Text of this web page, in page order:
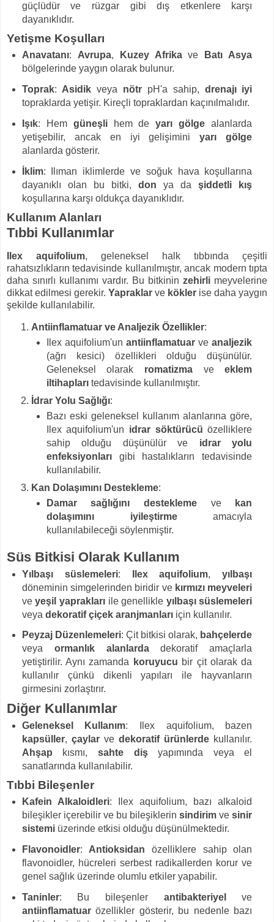
güçlüdür ve rüzgar gibi dış etkenlere karşı
dayanıklıdır.
Yetişme Koşulları
Anavatanı: Avrupa, Kuzey Afrikave
Batı Asya
bölgelerinde yaygın olarak bulunur.
Toprak: Asidik veya nötr pH'a sahip, drenajı iyi
topraklarda yetişir. Kireçli topraklardan kaçınılmalıdır.
Işık: Hem güneşlihem deyarı gölge alanlarda
yetişebilir, ancak en iyi gelişiminiyarı gölge
alanlarda gösterir.
İklim: Ilıman iklimlerde ve soğuk hava koşullarına
dayanıklı olan bu bitki, don ya daşiddetli kış
koşullarına karşı oldukça dayanıklıdır.
Kullanım Alanları
Tıbbi Kullanımlar
Ilex aquifolium, geleneksel halk tıbbında çeşitli
rahatsızlıkların tedavisinde kullanılmıştır, ancak modern tıpta
daha sınırlı kullanımı vardır. Bu bitkinin zehirli meyvelerine
dikkat edilmesi gerekir. Yapraklar ve kökler ise daha yaygın
şekilde kullanılabilir.
Antiinflamatuar ve Analjezik Özellikler:
Ilex aquifolium'un antiinflamatuar veanaljezik
(ağrı kesici) özellikleri olduğu düşünülür.
Geleneksel olarak romatizma veeklem
iltihaplarıtedavisinde kullanılmıştır.
İdrar Yolu Sağlığı:
Bazı eski geleneksel kullanım alanlarına göre,
Ilex aquifolium'un idrar söktürücü özelliklere
sahip olduğu düşünülür ve idrar yolu
enfeksiyonlarıgibi hastalıkların tedavisinde
kullanılabilir.
Kan Dolaşımını Destekleme:
Damar sağlığını destekleme ve
kan
dolaşımını iyileştirmeamacıyla
kullanılabileceği söylenmiştir.
Süs Bitkisi Olarak Kullanım
Yılbaşı süslemeleri: Ilex aquifolium,yılbaşı
döneminin simgelerinden biridir ve kırmızı meyveleri
veyeşil yapraklarıile genellikle yılbaşı süslemeleri
veya dekoratif çiçek aranjmanlarıiçin kullanılır.
Peyzaj Düzenlemeleri: Çit bitkisi olarak, bahçelerde
veya ormanlık alanlardadekoratif amaçlarla
yetiştirilir. Aynı zamanda koruyucu bir çit olarak da
kullanılır çünkü dikenli yapıları ile hayvanların
girmesini zorlaştırır.
Diğer Kullanımlar
Geleneksel Kullanım: Ilex aquifolium, bazen
kapsüller, çaylarvedekoratif ürünlerde kullanılır.
Ahşap kısmı, sahte dişyapımında veya el
sanatlarında kullanılabilir.
Tıbbi Bileşenler
Kafein Alkaloidleri: Ilex aquifolium, bazı alkaloid
bileşikler içerebilir ve bu bileşiklerinsindirim vesinir
sistemiüzerinde etkisi olduğu düşünülmektedir.
Flavonoidler: Antioksidan özelliklere sahip olan
flavonoidler, hücreleri serbest radikallerden korur ve
genel sağlık üzerinde olumlu etkiler yapabilir.
Taninler: Bu bileşenler antibakteriyel
ve
antiinflamatuarözellikler gösterir, bu nedenle bazı